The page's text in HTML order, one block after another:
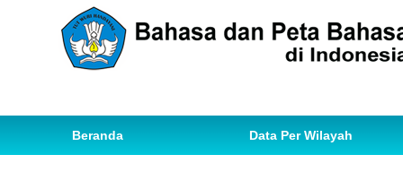
Beranda Data Per Wilayah